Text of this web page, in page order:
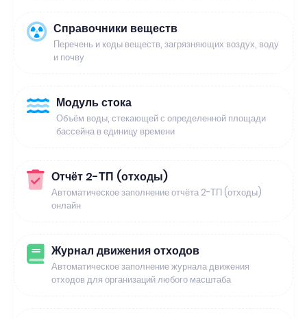
Справочники веществ
Перечень и коды веществ, загрязняющих воздух, воду
и почву
Модуль стока
Объём воды, стекающей с определенной площади
бассейна в единицу времени
Отчёт 2-ТП (отходы)
Автоматическое заполнение отчёта 2-ТП (отходы)
онлайн
Журнал движения отходов
Автоматическое заполнение журнала движения
отходов для организаций любого масштаба